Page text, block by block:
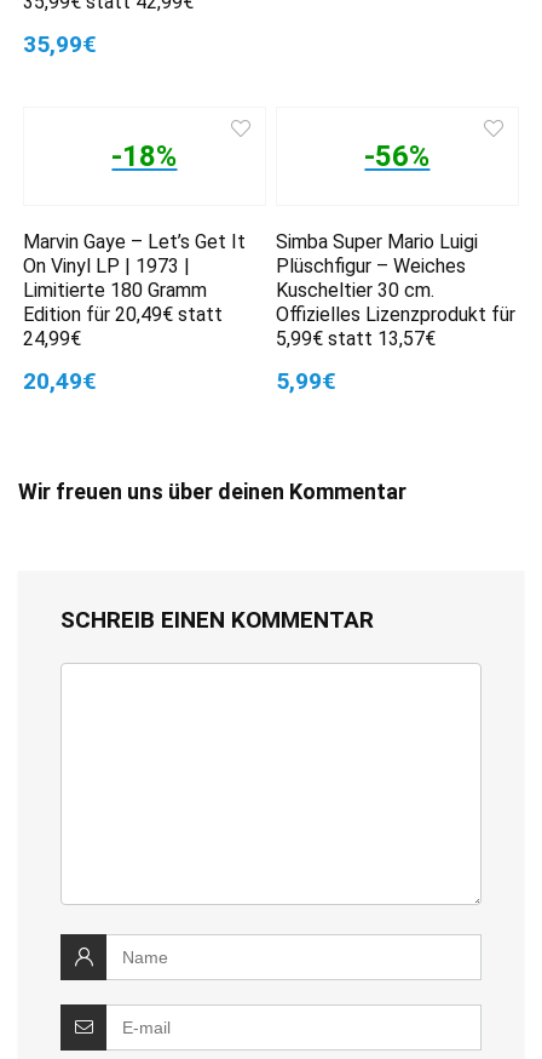
35,99€
-18%
Marvin Gaye – Let’s Get It
On Vinyl LP | 1973 |
Limitierte 180 Gramm
Edition für 20,49€ statt
24,99€
20,49€
-56%
Simba Super Mario Luigi
Plüschfigur – Weiches
Kuscheltier 30 cm.
Offizielles Lizenzprodukt für
5,99€ statt 13,57€
5,99€
Wir freuen uns über deinen Kommentar
SCHREIB EINEN KOMMENTAR